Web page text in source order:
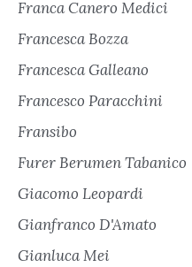
Franca Canero Medici
Francesca Bozza
Francesca Galleano
Francesco Paracchini
Fransibo
Furer Berumen Tabanico
Giacomo Leopardi
Gianfranco D'Amato
Gianluca Mei